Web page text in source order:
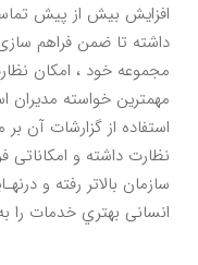
افزايش بيش از پيش
داشته تا ضمن فراهم
مجموعه خود ، امكان
مهمترين خواسته مديران
استفاده از گزارشات آن
نظارت داشته و امكاناتى
سازمان بالاتر رفته و
انسانى بهتري خدمات را